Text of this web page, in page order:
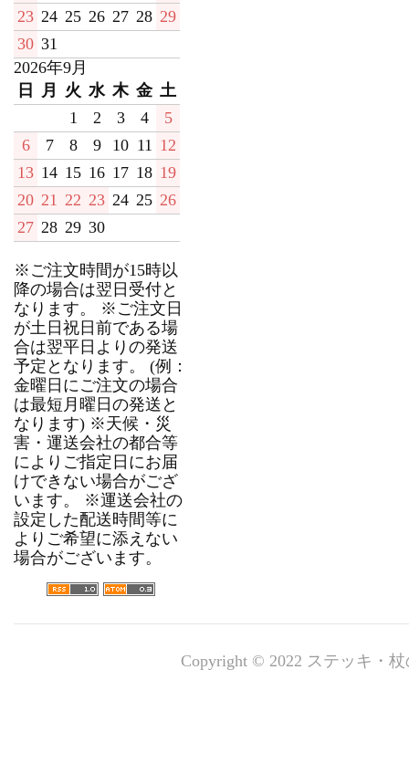
23 24 25 26 27 28 29
30 31
2026年9月
日
月 火 水 木 金 土
1
2 3 4
5
6
7 8 9 10 11 12
13 14 15 16 17 18 19
20 21 22 23 24 25 26
27 28 29 30
※ご注文時間が15時以
降の場合は翌日受付と
なります。 ※ご注文日
が土日祝日前である場
合は翌平日よりの発送
予定となります。 (例：
金曜日にご注文の場合
は最短月曜日の発送と
なります) ※天候・災
害・運送会社の都合等
によりご指定日にお届
けできない場合がござ
います。 ※運送会社の
設定した配送時間等に
よりご希望に添えない
場合がございます。
Copyright © 2022 ステッキ・杖